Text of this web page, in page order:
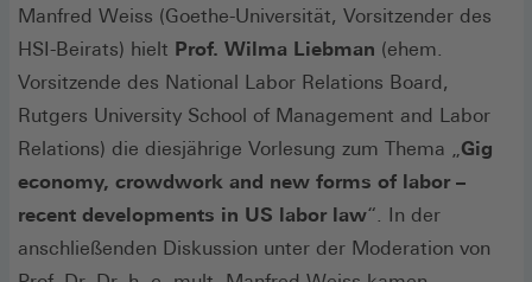
Manfred Weiss (Goethe-Universität, Vorsitzender des
HSI-Beirats) hielt Prof. Wilma Liebman (ehem.
Vorsitzende des National Labor Relations Board,
Rutgers University School of Management and Labor
Relations) die diesjährige Vorlesung zum Thema „ Gig
economy, crowdwork and new forms of labor –
recent developments in US labor law“. In der
anschließenden Diskussion unter der Moderation von